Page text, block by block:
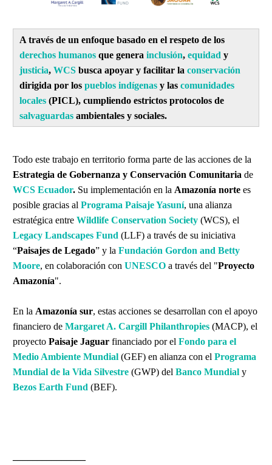
A través de un enfoque basado en el respeto de los
derechos humanos que genera inclusión, equidad y
justicia, WCS busca apoyar y facilitar la conservación
dirigida por los pueblos indígenas y las comunidades
locales (PICL), cumpliendo estrictos protocolos de
salvaguardas ambientales y sociales.
Todo este trabajo en territorio forma parte de las acciones de la
Estrategia de Gobernanza y Conservación Comunitaria de
WCS Ecuador. Su implementación en la Amazonía norte es
posible gracias al Programa Paisaje Yasuní, una alianza
estratégica entre Wildlife Conservation Society (WCS), el
Legacy Landscapes Fund (LLF) a través de su iniciativa
“Paisajes de Legado” y la Fundación Gordon and Betty
Moore, en colaboración con UNESCO a través del "Proyecto
Amazonía".
En la Amazonía sur, estas acciones se desarrollan con el apoyo
financiero de Margaret A. Cargill Philanthropies (MACP), el
proyecto Paisaje Jaguar financiado por el Fondo para el
Medio Ambiente Mundial (GEF) en alianza con el Programa
Mundial de la Vida Silvestre (GWP) del Banco Mundial y
Bezos Earth Fund (BEF).